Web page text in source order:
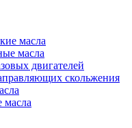
масла
масла
двигателей
скольжения
масла